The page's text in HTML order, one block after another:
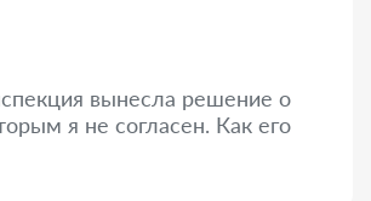
вынесла решение о
я не согласен. Как его